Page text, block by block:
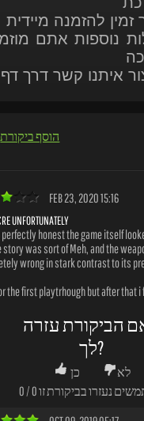
איתנו קשר דרך
הוסף ביקורת
FEB 23, 2020 15:16
was sort of Meh, and the
wrong in stark contrast to its
the first playtrhough but after that i
הביקורת עזרה
לך?
/0 נעזרו בביקורת זו
OCT 09, 2019 05:17
was amazing and I loved to play it
highly recommend that you buy